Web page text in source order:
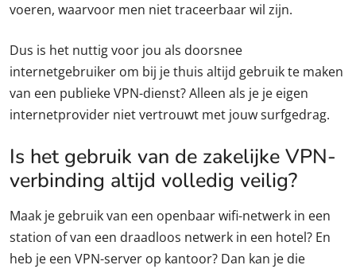
voeren, waarvoor men niet traceerbaar wil zijn.
Dus is het nuttig voor jou als doorsnee
internetgebruiker om bij je thuis altijd gebruik te maken
van een publieke VPN-dienst? Alleen als je je eigen
internetprovider niet vertrouwt met jouw surfgedrag.
Is het gebruik van de zakelijke VPN-
verbinding altijd volledig veilig?
Maak je gebruik van een openbaar wifi-netwerk in een
station of van een draadloos netwerk in een hotel? En
heb je een VPN-server op kantoor? Dan kan je die